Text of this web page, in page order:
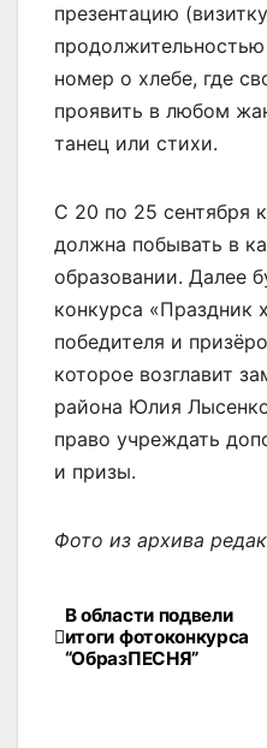
презентацию
номер о хлебе, где
проявить в любом
танец или стихи.
С 20 по 25 сентября
должна побывать в
образовании. Далее
конкурса «Праздник
победителя и
которое возглавит
района Юлия
право учреждать
и призы.
Фото из архива
Навигация
по
В области подвели
итоги фотоконкурса
“ОбразПЕСНЯ”